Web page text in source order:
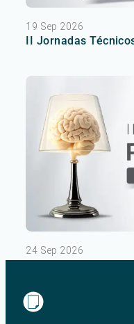
19 Sep 2026
II Jornadas
24 Sep 2026
III Congresso de